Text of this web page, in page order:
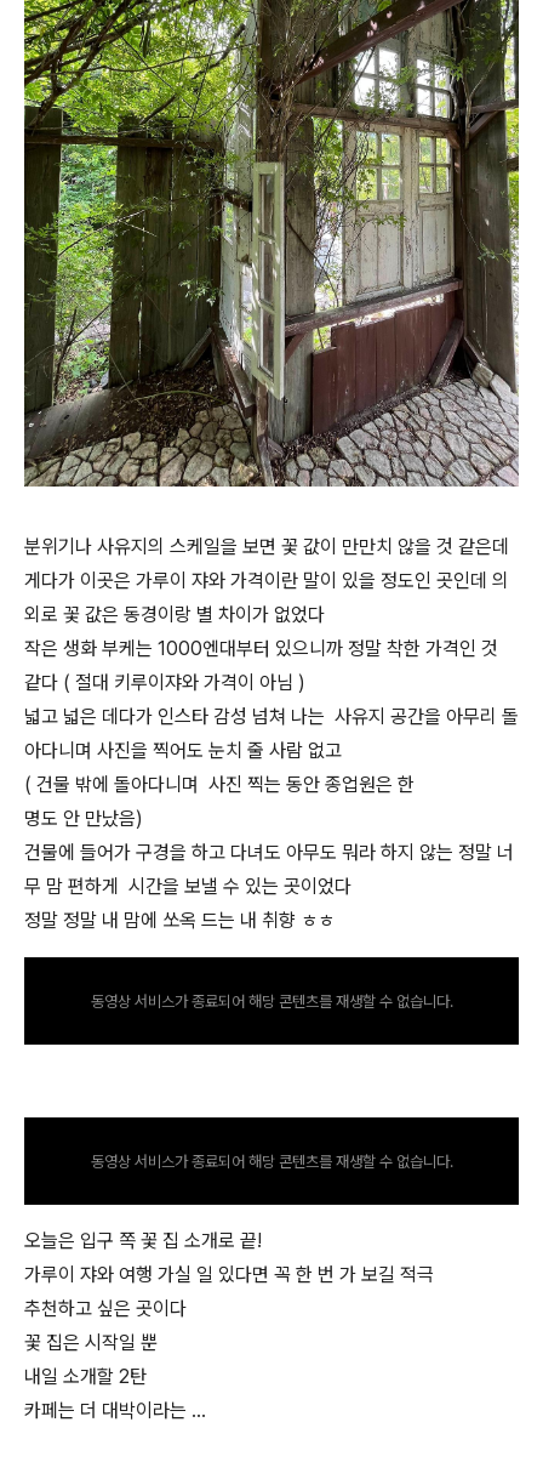
분위기나 사유지의 스케일을 보면 꽃 값이 만만치 않을 것 같은데
게다가 이곳은 가루이 쟈와 가격이란 말이 있을 정도인 곳인데 의
외로 꽃 값은 동경이랑 별 차이가 없었다
작은 생화 부케는 1000엔대부터 있으니까 정말 착한 가격인 것
같다 ( 절대 키루이쟈와 가격이 아님 )
넓고 넓은 데다가 인스타 감성 넘쳐 나는 사유지 공간을 아무리 돌
아다니며 사진을 찍어도 눈치 줄 사람 없고
( 건물 밖에 돌아다니며 사진 찍는 동안 종업원은 한
명도 안 만났음)
건물에 들어가 구경을 하고 다녀도 아무도 뭐라 하지 않는 정말 너
무 맘 편하게 시간을 보낼 수 있는 곳이었다
정말 정말 내 맘에 쏘옥 드는 내 취향 ㅎㅎ
동영상 서비스가 종료되어 해당 콘텐츠를 재생할 수 없습니다.
동영상 서비스가 종료되어 해당 콘텐츠를 재생할 수 없습니다.
오늘은 입구 쪽 꽃 집 소개로 끝!
가루이 쟈와 여행 가실 일 있다면 꼭 한 번 가 보길 적극
추천하고 싶은 곳이다
꽃 집은 시작일 뿐
내일 소개할 2탄
카페는 더 대박이라는 …